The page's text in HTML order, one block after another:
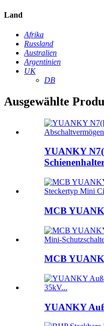
Land
Afrika
Russland
Australien
Argentinien
UK
DB
Ausgewählte
YUANKY
MCB
MCB
YUANKY